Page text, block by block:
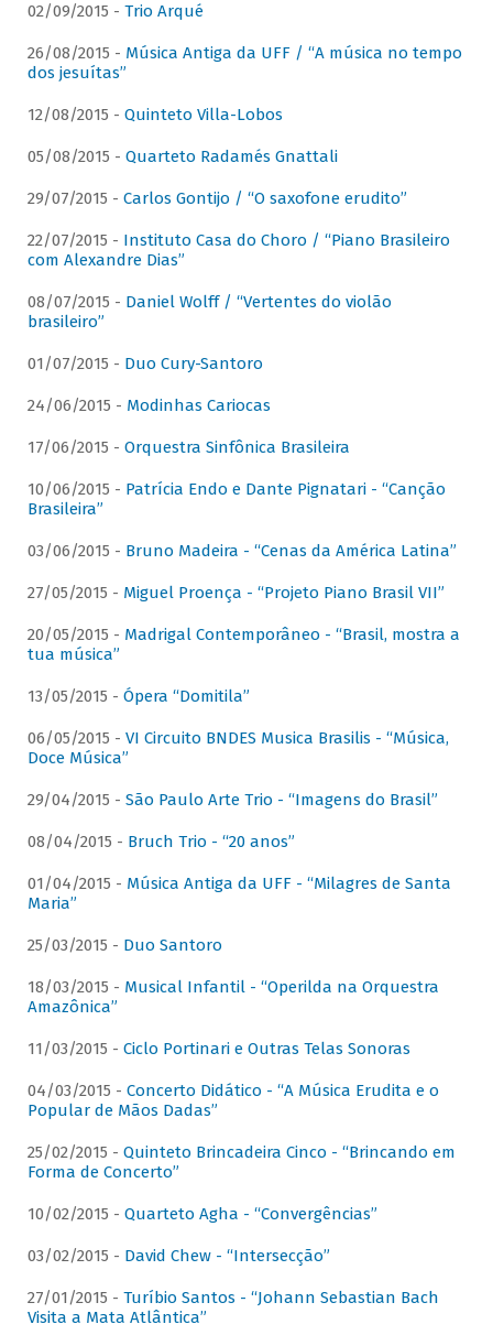
02/09/2015 - Trio Arqué
26/08/2015 - Música Antiga da UFF / “A música no tempo
dos jesuítas”
12/08/2015 - Quinteto Villa-Lobos
05/08/2015 - Quarteto Radamés Gnattali
29/07/2015 - Carlos Gontijo / “O saxofone erudito”
22/07/2015 - Instituto Casa do Choro / “Piano Brasileiro
com Alexandre Dias”
08/07/2015 - Daniel Wolff / “Vertentes do violão
brasileiro”
01/07/2015 - Duo Cury-Santoro
24/06/2015 - Modinhas Cariocas
17/06/2015 - Orquestra Sinfônica Brasileira
10/06/2015 - Patrícia Endo e Dante Pignatari - “Canção
Brasileira”
03/06/2015 - Bruno Madeira - “Cenas da América Latina”
27/05/2015 - Miguel Proença - “Projeto Piano Brasil VII”
20/05/2015 - Madrigal Contemporâneo - “Brasil, mostra a
tua música”
13/05/2015 - Ópera “Domitila”
06/05/2015 - VI Circuito BNDES Musica Brasilis - “Música,
Doce Música”
29/04/2015 - São Paulo Arte Trio - “Imagens do Brasil”
08/04/2015 - Bruch Trio - “20 anos”
01/04/2015 - Música Antiga da UFF - “Milagres de Santa
Maria”
25/03/2015 - Duo Santoro
18/03/2015 - Musical Infantil - “Operilda na Orquestra
Amazônica”
11/03/2015 - Ciclo Portinari e Outras Telas Sonoras
04/03/2015 - Concerto Didático - “A Música Erudita e o
Popular de Mãos Dadas”
25/02/2015 - Quinteto Brincadeira Cinco - “Brincando em
Forma de Concerto”
10/02/2015 - Quarteto Agha - “Convergências”
03/02/2015 - David Chew - “Intersecção”
27/01/2015 - Turíbio Santos - “Johann Sebastian Bach
Visita a Mata Atlântica”